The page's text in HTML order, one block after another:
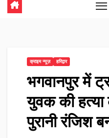
क्राइम न्यूज़ हरिद्वार
भगवानपुर में
युवक की
पुरानी रंजिश